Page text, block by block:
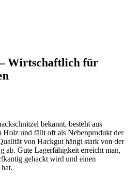
Wirtschaftlich für
bekannt, besteht aus
Holz und fällt oft als Nebenprodukt der
von Hackgut hängt stark von der
ab. Gute Lagerfähigkeit erreicht man,
gehackt wird und einen